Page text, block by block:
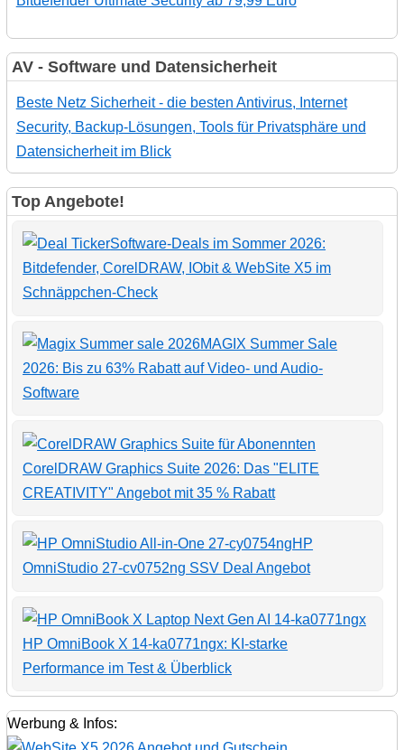
AV - Software und Datensicherheit
Beste Netz Sicherheit - die besten Antivirus, Internet
Security, Backup-Lösungen, Tools für Privatsphäre und
Datensicherheit im Blick
Top Angebote!
Software-Deals im Sommer 2026:
Bitdefender, CorelDRAW, IObit & WebSite X5 im
Schnäppchen-Check
MAGIX Summer Sale
2026: Bis zu 63% Rabatt auf Video- und Audio-
Software
CorelDRAW Graphics Suite 2026: Das "ELITE
CREATIVITY" Angebot mit 35 % Rabatt
HP
OmniStudio 27-cv0752ng SSV Deal Angebot
HP OmniBook X 14-ka0771ngx: KI-starke
Performance im Test & Überblick
Werbung & Infos: